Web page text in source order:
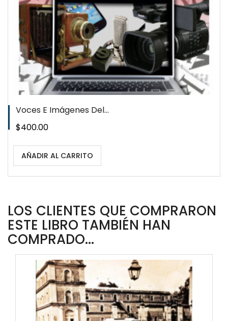
Voces E Imágenes Del...
Precio
$400.00
AÑADIR AL CARRITO
LOS CLIENTES QUE COMPRARON
ESTE LIBRO TAMBIÉN HAN
COMPRADO...